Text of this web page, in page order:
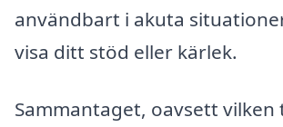
användbart i akuta
visa ditt stöd eller kärlek.
Sammantaget, oavsett vilken